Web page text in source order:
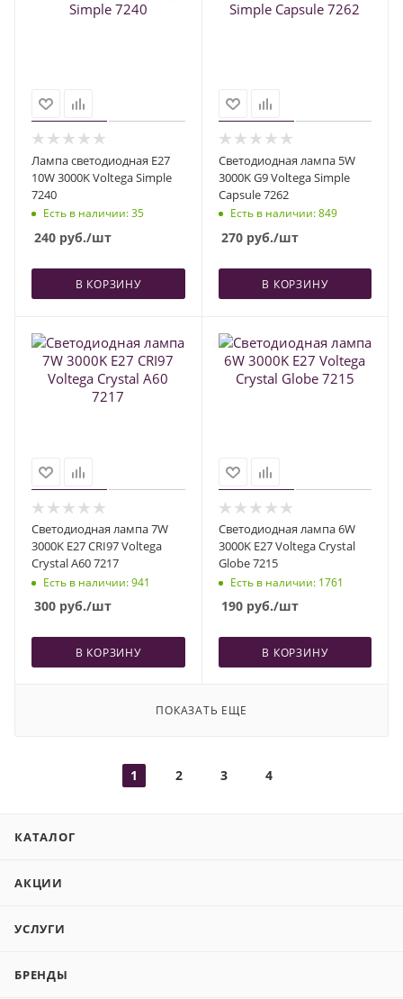
Лампа светодиодная E27
10W 3000K Voltega Simple
7240
Есть в наличии: 35
240 руб./шт
В КОРЗИНУ
Светодиодная лампа 5W
3000K G9 Voltega Simple
Capsule 7262
Есть в наличии: 849
270руб./шт
В КОРЗИНУ
Светодиодная лампа 7W
3000K E27 CRI97 Voltega
Crystal A60 7217
Есть в наличии: 941
300 руб./шт
В КОРЗИНУ
Светодиодная лампа 6W
3000K E27 Voltega Crystal
Globe 7215
Есть в наличии: 1761
190руб./шт
В КОРЗИНУ
ПОКАЗАТЬ ЕЩЕ
1 2 3 4
КАТАЛОГ
АКЦИИ
УСЛУГИ
БРЕНДЫ